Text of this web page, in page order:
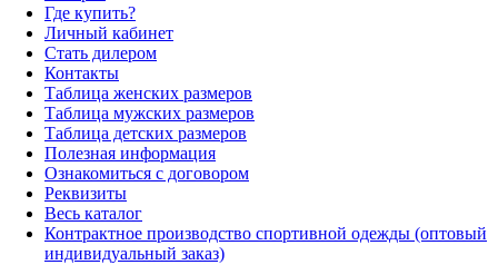
Где купить?
Личный кабинет
Стать дилером
Контакты
Таблица женских размеров
Таблица мужских размеров
Таблица детских размеров
Полезная информация
Ознакомиться с договором
Реквизиты
Весь каталог
Контрактное производство спортивной одежды (оптовый
индивидуальный заказ)